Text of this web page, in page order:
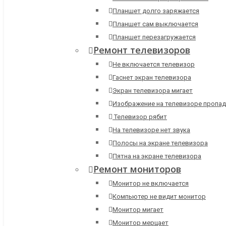
Планшет долго заряжается
Планшет сам выключается
Планшет перезагружается
Ремонт телевизоров
Не включается телевизор
Гаснет экран телевизора
Экран телевизора мигает
Изображение на телевизоре
Телевизор рябит
На телевизоре нет звука
Полосы на экране телевизора
Пятна на экране телевизора
Ремонт мониторов
Монитор не включается
Компьютер не видит монитор
Монитор мигает
Монитор мерцает